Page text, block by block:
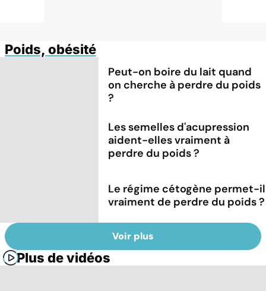
Poids, obésité
Peut-on boire du lait quand
on cherche à perdre du poids
?
Les semelles d'acupression
aident-elles vraiment à
perdre du poids ?
Le régime cétogène permet-il
vraiment de perdre du poids ?
Voir plus
Plus de vidéos